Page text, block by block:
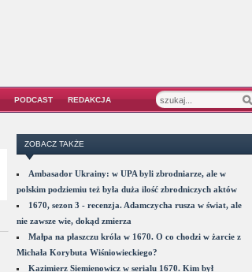
PODCAST REDAKCJA
ZOBACZ TAKŻE
Ambasador Ukrainy: w UPA byli zbrodniarze, ale w
polskim podziemiu też była duża ilość zbrodniczych aktów
1670, sezon 3 - recenzja. Adamczycha rusza w świat, ale
nie zawsze wie, dokąd zmierza
Małpa na płaszczu króla w 1670. O co chodzi w żarcie z
Michała Korybuta Wiśniowieckiego?
Kazimierz Siemienowicz w serialu 1670. Kim był